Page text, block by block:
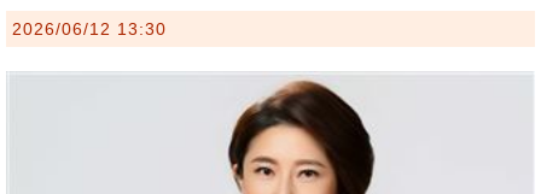
2026/06/12 13:30